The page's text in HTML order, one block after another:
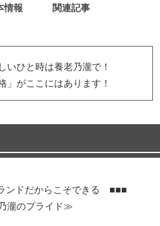
情報 関連記事
いひと時は養老乃瀧で！
」がここにはあります！
ンドだからこそできる ■■■
ライド≫